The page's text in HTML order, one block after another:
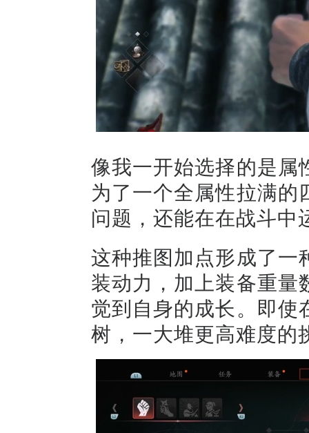
像我一开始选择的是
为了一个全属性拉满
问题，还能在在战斗中
这种推图加点形成了
装动力，加上装备重
觉到自身的成长。即
树，一大堆更高难度的